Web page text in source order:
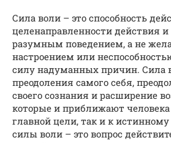
Сила воли – это способность
целенаправленности действия и
разумным поведением, а не
настроением или
силу надуманных причин. Сила
преодоления самого себя,
своего сознания и расширение
которые и приближают человека
главной цели, так и к
силы воли – это вопрос